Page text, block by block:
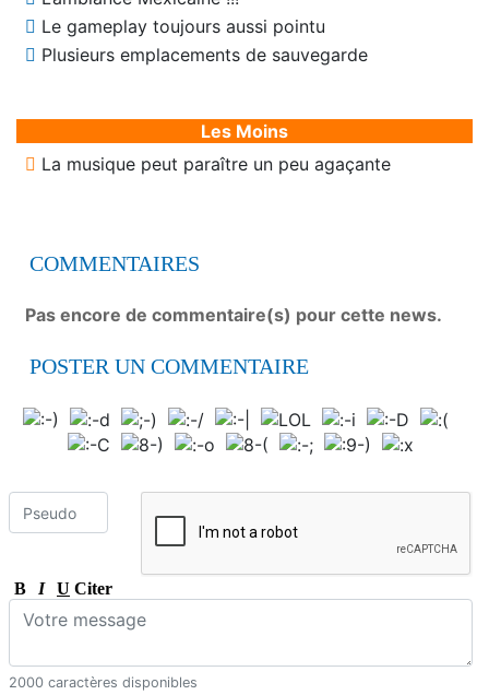
Le gameplay toujours aussi pointu
Plusieurs emplacements de sauvegarde
Les Moins
La musique peut paraître un peu agaçante
COMMENTAIRES
Pas encore de commentaire(s) pour cette news.
POSTER UN COMMENTAIRE
B I U Citer
2000 caractères disponibles